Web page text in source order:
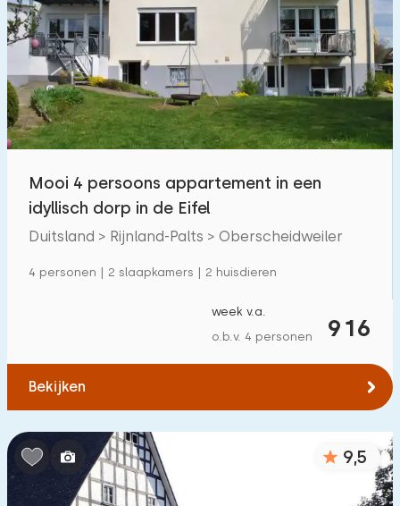
Accommodatie
Niet op vakantiepark 67
Op vakantiepark 51
Vrijstaande woning
Vakantieboerderij
Villa
Kindvriendelijk
Kindermeubilair
Omheinde tuin 5
Speeltoestellen bij woning 24
Mooi 4 persoons appartement in een
idyllisch dorp in de Eifel
Duitsland > Rijnland-Palts > Oberscheidweiler
4 personen | 2 slaapkamers | 2 huisdieren
916
week v.a.
o.b.v. 4 personen
Bekijken
9,5